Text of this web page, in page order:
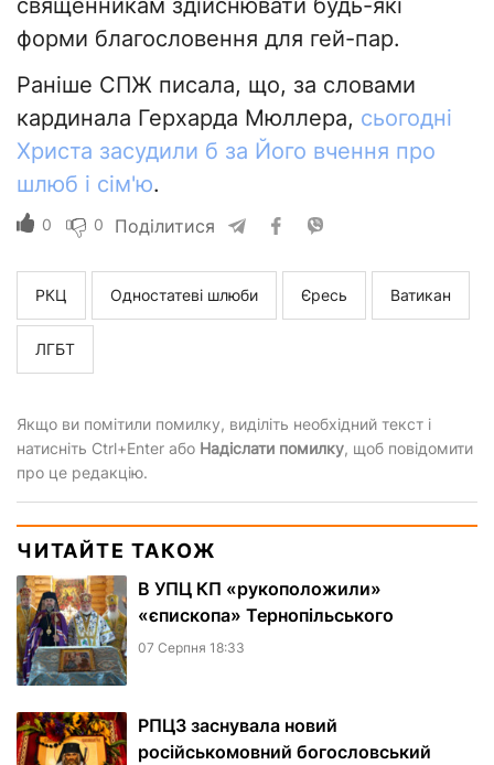
священникам здійснювати будь-які
форми благословення для гей-пар.
Раніше СПЖ писала, що, за словами
кардинала Герхарда Мюллера, сьогодні
Христа засудили б за Його вчення про
шлюб і сім'ю.
0 0 Поділитися
РКЦ Одностатеві шлюби Єресь Ватикан
ЛГБТ
Якщо ви помітили помилку, виділіть необхідний текст і
натисніть Ctrl+Enter або Надіслати помилку, щоб повідомити
про це редакцію.
ЧИТАЙТЕ ТАКОЖ
В УПЦ КП «рукоположили»
«єпископа» Тернопільського
07 Серпня 18:33
РПЦЗ заснувала новий
російськомовний богословський